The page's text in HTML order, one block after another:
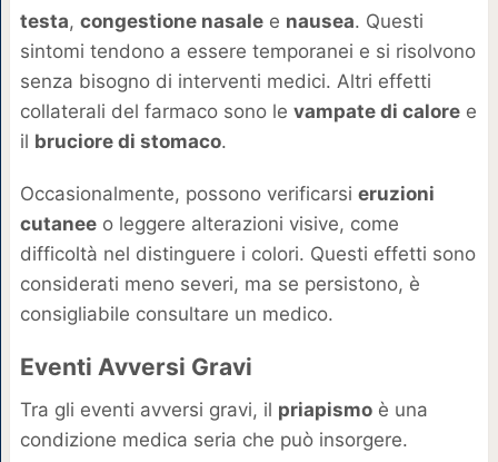
testa, congestione nasalee nausea. Questi
sintomi tendono a essere temporanei e si risolvono
senza bisogno di interventi medici. Altri effetti
collaterali del farmaco sono le vampate di caloree
il bruciore di stomaco.
Occasionalmente, possono verificarsi eruzioni
cutaneeo leggere alterazioni visive, come
difficoltà nel distinguere i colori. Questi effetti sono
considerati meno severi, ma se persistono, è
consigliabile consultare un medico.
Eventi Avversi Gravi
Tra gli eventi avversi gravi, il priapismoè una
condizione medica seria che può insorgere.